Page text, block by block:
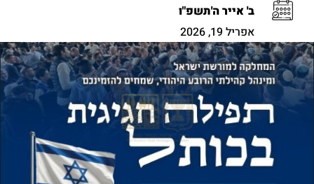
ב' אייר ה'תשפ"ו
אפריל 19, 2026